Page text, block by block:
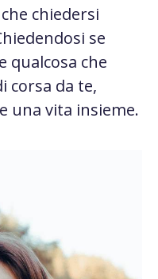
chiedersi
se
qualcosa che
corsa da te,
una vita insieme.